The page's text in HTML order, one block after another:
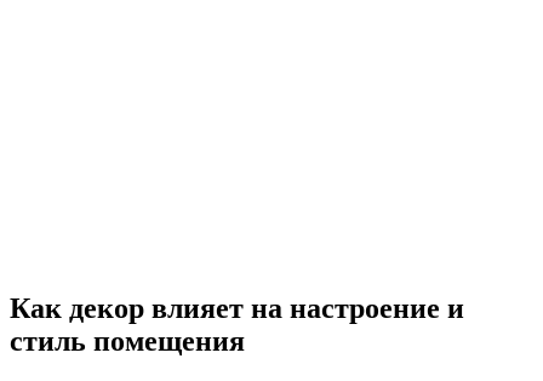
Как декор влияет на настроение и
стиль помещения